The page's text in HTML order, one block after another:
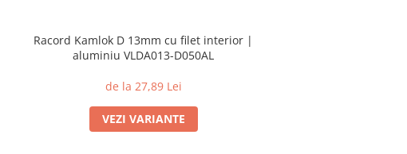
Racord Kamlok D 13mm cu filet interior |
aluminiu VLDA013-D050AL
de la 27,89 Lei
VEZI VARIANTE